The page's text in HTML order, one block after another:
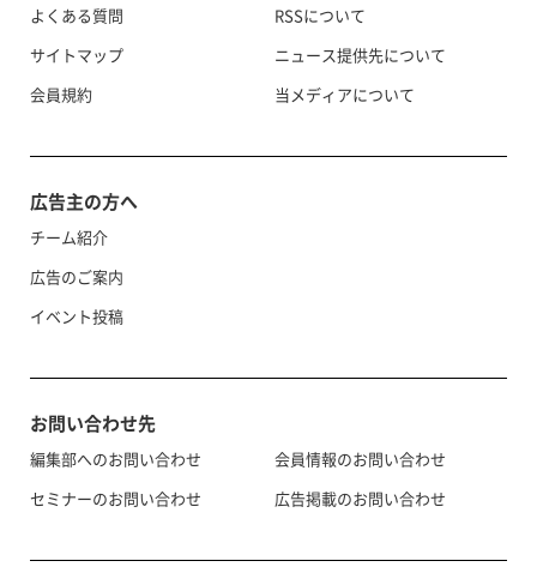
よくある質問
サイトマップ
会員規約
RSSについて
ニュース提供先について
当メディアについて
広告主の方へ
チーム紹介
広告のご案内
イベント投稿
お問い合わせ先
編集部へのお問い合わせ
セミナーのお問い合わせ
会員情報のお問い合わせ
広告掲載のお問い合わせ